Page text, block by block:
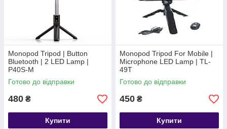
Monopod Tripod | Button
Bluetooth | 2 LED Lamp |
P40S-M
Готово до відправки
480 ₴
Купити
Monopod Tripod For Mobile |
Microphone LED Lamp | TL-
49T
Готово до відправки
450 ₴
Купити